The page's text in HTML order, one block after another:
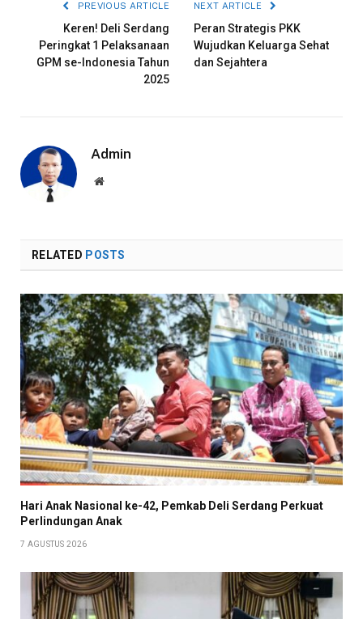
PREVIOUS ARTICLE
Keren! Deli Serdang
Peringkat 1 Pelaksanaan
GPM se-Indonesia Tahun
2025
NEXT ARTICLE
Peran Strategis PKK
Wujudkan Keluarga Sehat
dan Sejahtera
Admin
Website
RELATED POSTS
Hari Anak Nasional ke-42, Pemkab Deli Serdang Perkuat
Perlindungan Anak
7 AGUSTUS 2026